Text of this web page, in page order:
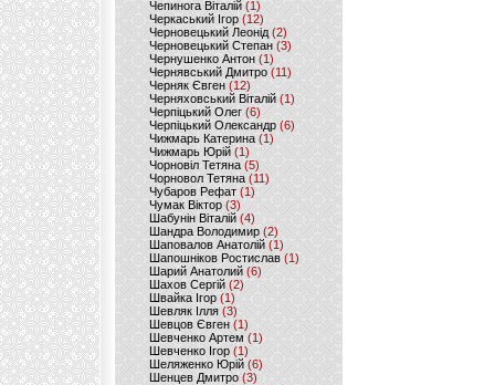
Чепинога Віталій (1)
Черкаський Ігор (12)
Черновецький Леонід(2)
Черновецький Степан (3)
Чернушенко Антон (1)
Чернявський Дмитро(11)
Черняк Євген(12)
Черняховський Віталій (1)
Черпіцький Олег (6)
Черпіцький Олександр (6)
Чижмарь Катерина (1)
Чижмарь Юрій (1)
Чорновіл Тетяна (5)
Чорновол Тетяна (11)
Чубаров Рефат (1)
Чумак Віктор(3)
Шабунін Віталій (4)
Шандра Володимир (2)
Шаповалов Анатолій(1)
Шапошніков Ростислав(1)
Шарий Анатолий(6)
Шахов Сергій(2)
Швайка Ігор (1)
Шевляк Ілля (3)
Шевцов Євген (1)
Шевченко Артем(1)
Шевченко Ігор(1)
Шеляженко Юрій (6)
Шенцев Дмитро (3)